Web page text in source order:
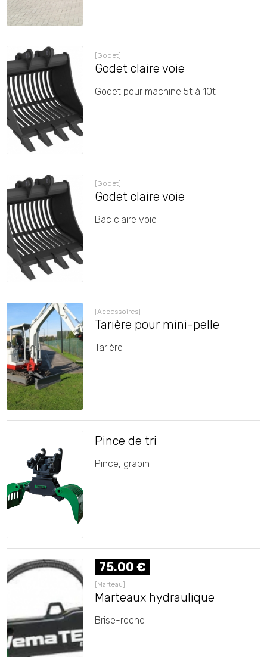
[Godet]
Godet claire voie
Godet pour machine 5t à 10t
[Godet]
Godet claire voie
Bac claire voie
[Accessoires]
Tarière pour mini-pelle
Tarière
Pince de tri
Pince, grapin
75.00 €
[Marteau]
Marteaux hydraulique
Brise-roche